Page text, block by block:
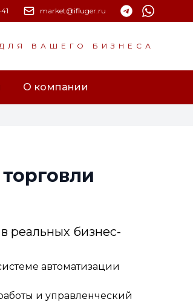
market@ifluger.ru
ВАШЕГО БИЗНЕСА
О компании
реальных бизнес-
автоматизации
и управленческий